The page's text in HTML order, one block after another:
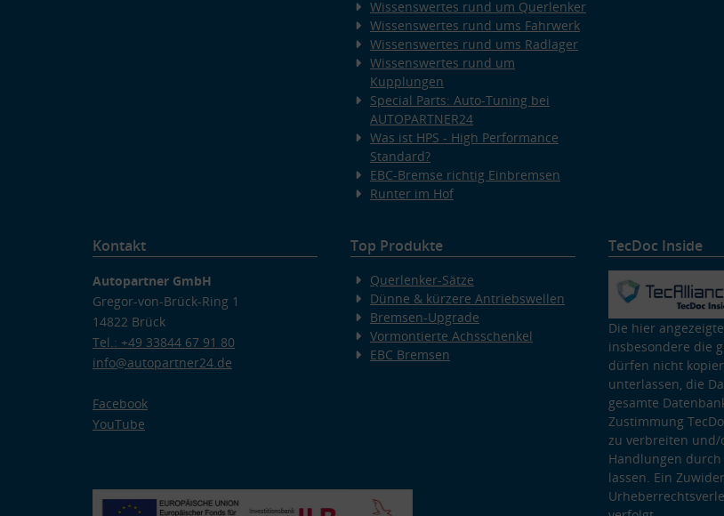
Wissenswertes rund um Querlenker
Wissenswertes rund ums Fahrwerk
Wissenswertes rund ums Radlager
Wissenswertes rund um
Kupplungen
Special Parts: Auto-Tuning bei
AUTOPARTNER24
Was ist HPS - High Performance
Standard?
EBC-Bremse richtig Einbremsen
Runter im Hof
Kontakt
Autopartner GmbH
Gregor-von-Brück-Ring 1
14822 Brück
Tel.: +49 33844 67 91 80
info@autopartner24.de
Facebook
YouTube
Top Produkte
Querlenker-Sätze
Dünne & kürzere Antriebswellen
Bremsen-Upgrade
Vormontierte Achsschenkel
EBC Bremsen
TecDoc Inside
Die hier
insbesondere die
dürfen nicht
unterlassen, die
gesamte
Zustimmung
zu verbreiten und/
Handlungen
lassen. Ein